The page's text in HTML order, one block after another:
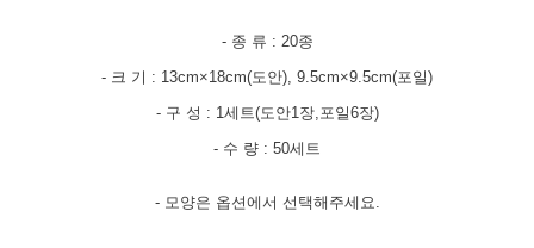
- 종 류 : 20종
- 크 기 : 13cm×18cm(도안), 9.5cm×9.5cm(포일)
- 구 성 : 1세트(도안1장,포일6장)
- 수 량 : 50세트
- 모양은 옵션에서 선택해주세요.